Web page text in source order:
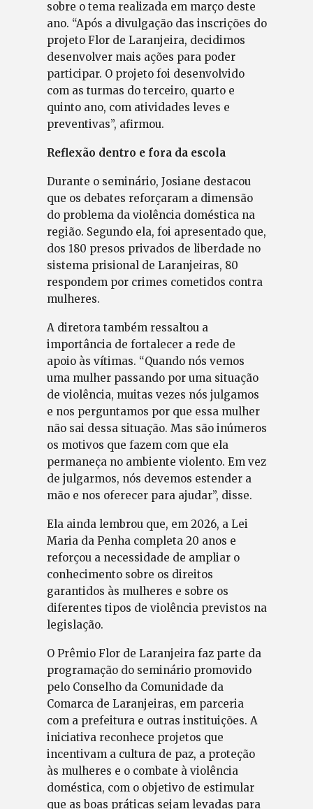
sobre o tema realizada em março deste
ano. “Após a divulgação das inscrições do
projeto Flor de Laranjeira, decidimos
desenvolver mais ações para poder
participar. O projeto foi desenvolvido
com as turmas do terceiro, quarto e
quinto ano, com atividades leves e
preventivas”, afirmou.
Reflexão dentro e fora da escola
Durante o seminário, Josiane destacou
que os debates reforçaram a dimensão
do problema da violência doméstica na
região. Segundo ela, foi apresentado que,
dos 180 presos privados de liberdade no
sistema prisional de Laranjeiras, 80
respondem por crimes cometidos contra
mulheres.
A diretora também ressaltou a
importância de fortalecer a rede de
apoio às vítimas. “Quando nós vemos
uma mulher passando por uma situação
de violência, muitas vezes nós julgamos
e nos perguntamos por que essa mulher
não sai dessa situação. Mas são inúmeros
os motivos que fazem com que ela
permaneça no ambiente violento. Em vez
de julgarmos, nós devemos estender a
mão e nos oferecer para ajudar”, disse.
Ela ainda lembrou que, em 2026, a Lei
Maria da Penha completa 20 anos e
reforçou a necessidade de ampliar o
conhecimento sobre os direitos
garantidos às mulheres e sobre os
diferentes tipos de violência previstos na
legislação.
O Prêmio Flor de Laranjeira faz parte da
programação do seminário promovido
pelo Conselho da Comunidade da
Comarca de Laranjeiras, em parceria
com a prefeitura e outras instituições. A
iniciativa reconhece projetos que
incentivam a cultura de paz, a proteção
às mulheres e o combate à violência
doméstica, com o objetivo de estimular
que as boas práticas sejam levadas para